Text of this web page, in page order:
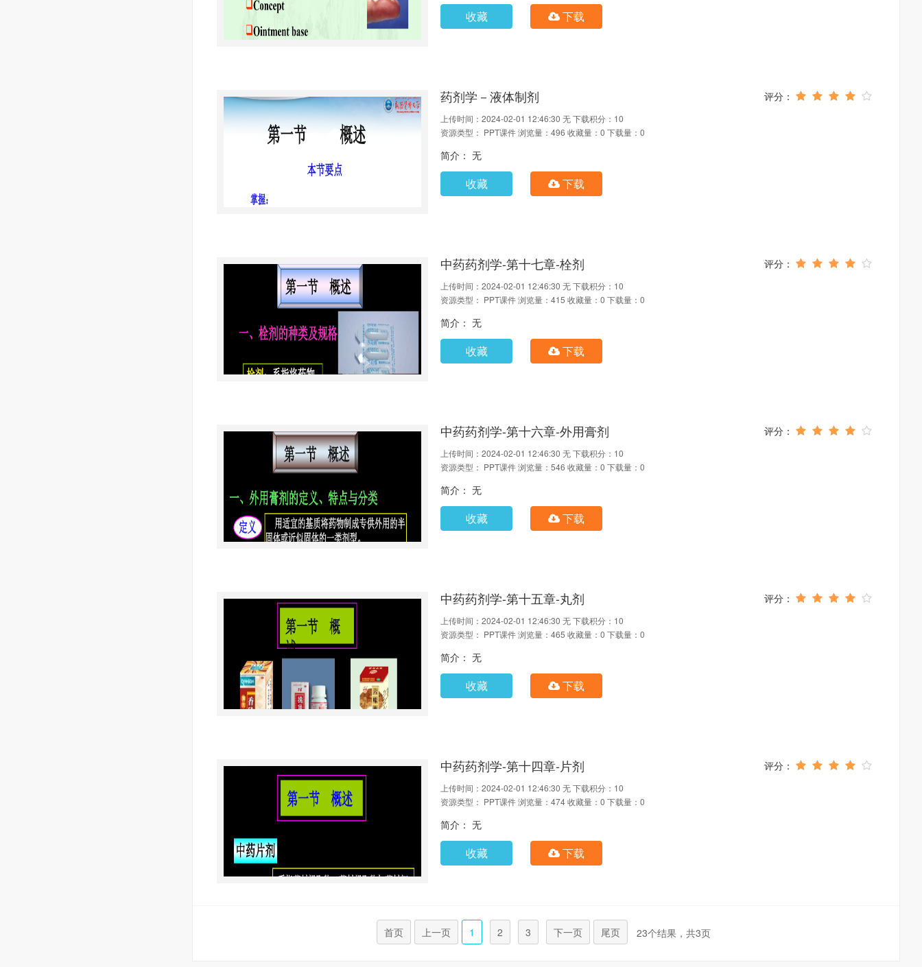
收藏 下载
药剂学－液体制剂
上传时间：2024-02-01 12:46:30 无下载积分：10
资源类型： PPT课件浏览量：496 收藏量：0 下载量：0
简介： 无
收藏 下载
中药药剂学-第十七章-栓剂
上传时间：2024-02-01 12:46:30 无下载积分：10
资源类型： PPT课件浏览量：415 收藏量：0 下载量：0
简介： 无
收藏 下载
中药药剂学-第十六章-外用膏剂
上传时间：2024-02-01 12:46:30 无下载积分：10
资源类型： PPT课件浏览量：546 收藏量：0 下载量：0
简介： 无
收藏 下载
中药药剂学-第十五章-丸剂
上传时间：2024-02-01 12:46:30 无下载积分：10
资源类型： PPT课件浏览量：465 收藏量：0 下载量：0
简介： 无
收藏 下载
中药药剂学-第十四章-片剂
上传时间：2024-02-01 12:46:30 无下载积分：10
资源类型： PPT课件浏览量：474收藏量：0 下载量：0
简介： 无
收藏 下载
首页 上一页 1 2 3 下一页 尾页 23个结果，共3页